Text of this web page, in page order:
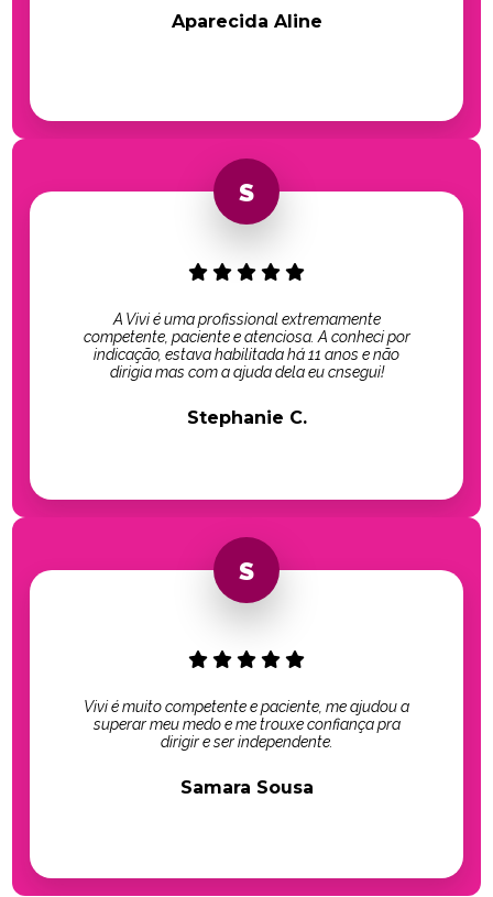
Aparecida Aline
A Vivi é uma profissional extremamente
competente, paciente e atenciosa. A conheci por
indicação, estava habilitada há 11 anos e não
dirigia mas com a ajuda dela eu cnsegui!
Stephanie C.
Vivi é muito competente e paciente, me ajudou a
superar meu medo e me trouxe confiança pra
dirigir e ser independente.
Samara Sousa